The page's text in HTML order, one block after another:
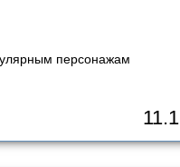
персонажам
11.1